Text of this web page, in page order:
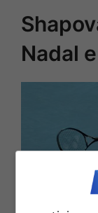
Nadal